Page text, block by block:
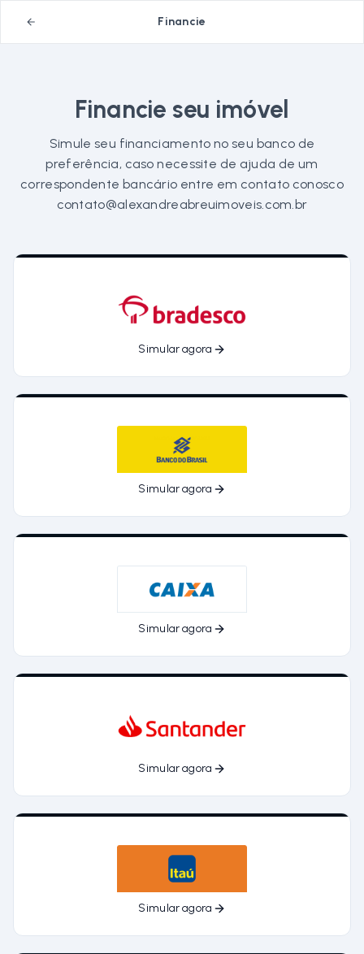
Financie
Financie seu imóvel
Simule seu financiamento no seu banco de
preferência, caso necessite de ajuda de um
correspondente bancário entre em contato conosco
contato@alexandreabreuimoveis.com.br
Simular agora
Simular agora
Simular agora
Simular agora
Simular agora